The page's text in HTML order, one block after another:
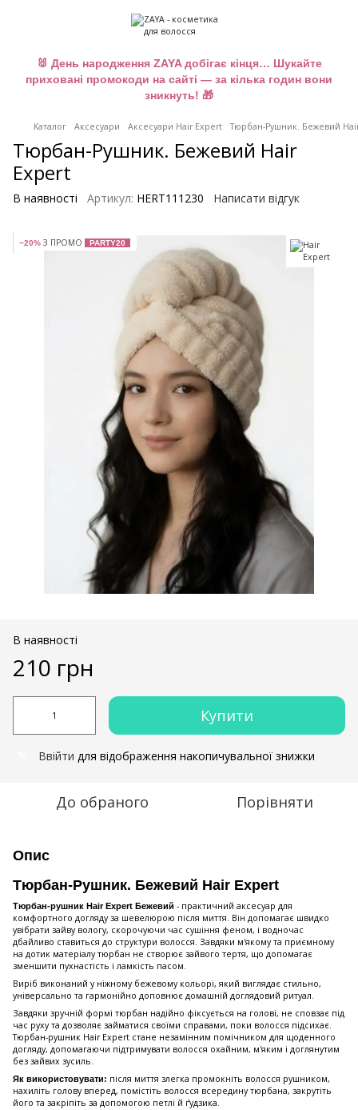
🐰 День народження ZAYA добігає кінця… Шукайте
приховані промокоди на сайті — за кілька годин вони
зникнуть! 🎁
Каталог Аксесуари Аксесуари Hair Expert Тюрбан-Рушник. Бежевий
Тюрбан-Рушник. Бежевий Hair
Expert
В наявності Артикул: HERT111230 Написати відгук
−20% З ПРОМО PARTY20
В наявності
210 грн
Купити
Ввійти для відображення накопичувальної знижки
До обраного Порівняти
Опис
Тюрбан-Рушник. Бежевий Hair Expert
Тюрбан-рушник Hair Expert Бежевий - практичний аксесуар для
комфортного догляду за шевелюрою після миття. Він допомагає швидко
увібрати зайву вологу, скорочуючи час сушіння феном, і водночас
дбайливо ставиться до структури волосся. Завдяки м'якому та приємному
на дотик матеріалу тюрбан не створює зайвого тертя, що допомагає
зменшити пухнастість і ламкість пасом.
Виріб виконаний у ніжному бежевому кольорі, який виглядає стильно,
універсально та гармонійно доповнює домашній доглядовий ритуал.
Завдяки зручній формі тюрбан надійно фіксується на голові, не сповзає під
час руху та дозволяє займатися своїми справами, поки волосся підсихає.
Тюрбан-рушник Hair Expert стане незамінним помічником для щоденного
догляду, допомагаючи підтримувати волосся охайним, м'яким і доглянутим
без зайвих зусиль.
Як використовувати: після миття злегка промокніть волосся рушником,
нахиліть голову вперед, помістіть волосся всередину тюрбана, закрутіть
його та закріпіть за допомогою петлі й ґудзика.